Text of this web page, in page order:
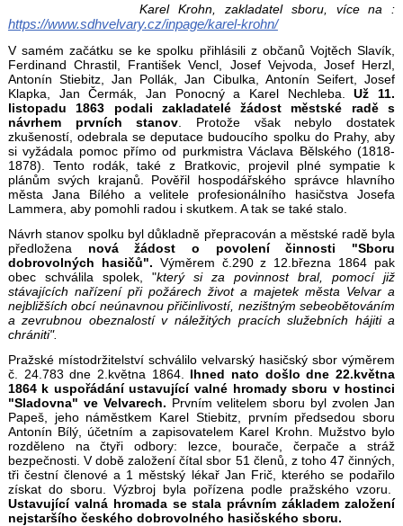
Karel Krohn, zakladatel sboru, více na :
https://www.sdhvelvary.cz/inpage/karel-krohn/
V samém začátku se ke spolku přihlásili z občanů Vojtěch Slavík,
Ferdinand Chrastil, František Vencl, Josef Vejvoda, Josef Herzl,
Antonín Stiebitz, Jan Pollák, Jan Cibulka, Antonín Seifert, Josef
Klapka, Jan Čermák, Jan Ponocný a Karel Nechleba.Už 11.
listopadu 1863 podali zakladatelé žádost městské radě s
návrhem prvních stanov . Protože však nebylo dostatek
zkušeností, odebrala se deputace budoucího spolku do Prahy, aby
si vyžádala pomoc přímo od purkmistra Václava Bělského (1818-
1878). Tento rodák, také z Bratkovic, projevil plné sympatie k
plánům svých krajanů. Pověřil hospodářského správce hlavního
města Jana Bílého a velitele profesionálního hasičstva Josefa
Lammera, aby pomohli radou i skutkem. A tak se také stalo.
Návrh stanov spolku byl důkladně přepracován a městské radě byla
předložena nová žádost o povolení činnosti "Sboru
dobrovolných hasičů". Výměrem č.290 z 12.března 1864 pak
obec schválila spolek, "který si za povinnost bral, pomocí již
stávajících nařízení při požárech život a majetek města Velvar a
nejbližších obcí neúnavnou přičinlivostí, nezištným sebeobětováním
a zevrubnou obeznalostí v náležitých pracích služebních hájiti a
chrániti".
Pražské místodržitelství schválilo velvarský hasičský sbor výměrem
č. 24.783 dne 2.května 1864. Ihned nato došlo dne 22.května
1864 k uspořádání ustavující valné hromady sboru v hostinci
"Sladovna" ve Velvarech. Prvním velitelem sboru byl zvolen Jan
Papeš, jeho náměstkem Karel Stiebitz, prvním předsedou sboru
Antonín Bílý, účetním a zapisovatelem Karel Krohn. Mužstvo bylo
rozděleno na čtyři odbory: lezce, bourače, čerpače a stráž
bezpečnosti. V době založení čítal sbor 51 členů, z toho 47 činných,
tři čestní členové a 1 městský lékař Jan Frič, kterého se podařilo
získat do sboru. Výzbroj byla pořízena podle pražského vzoru.
Ustavující valná hromada se stala právním základem založení
nejstaršího českého dobrovolného hasičského sboru.